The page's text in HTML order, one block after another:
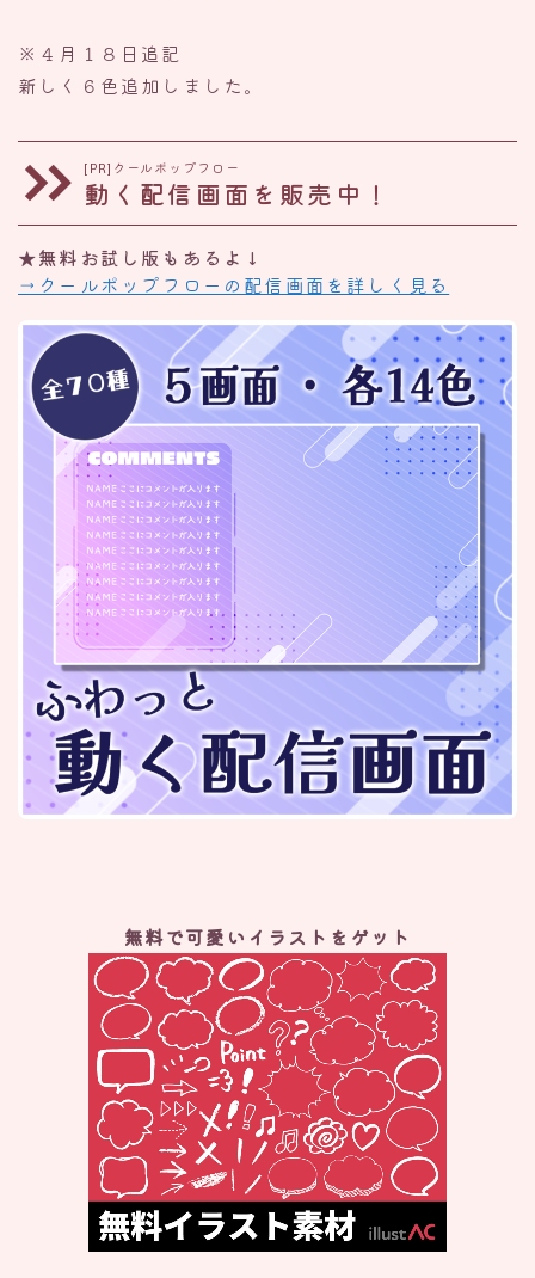
※４月１８日追記
新しく６色追加しました。
[PR]クールポップフロー
動く配信画面を販売中！
★無料お試し版もあるよ↓
→クールポップフローの配信画面を詳しく見る
無料で可愛いイラストをゲット